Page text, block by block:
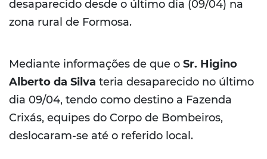
desaparecido desde o último dia (09/04) na
zona rural de Formosa.
Mediante informações de que o Sr. Higino
Alberto da Silva teria desaparecido no último
dia 09/04, tendo como destino a Fazenda
Crixás, equipes do Corpo de Bombeiros,
deslocaram-se até o referido local.